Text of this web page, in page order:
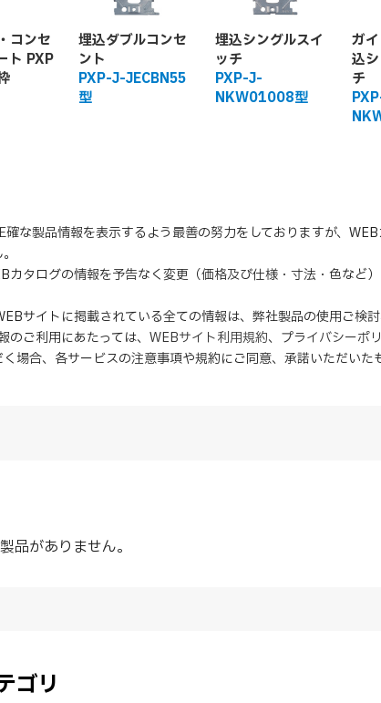
コンセ
ト PXP
埋込ダブルコンセ
ント
PXP-J-JECBN55
型
埋込シングルスイ
ッチ
PXP-J-
NKW01008型
ガ
込
チ
な製品情報を表示するよう最善の努力をしておりますが、
カタログの情報を予告なく変更（価格及び仕様・寸法・色など
サイトに掲載されている全ての情報は、弊社製品の使用ご検
のご利用にあたっては、 WEBサイト利用規約、 プライバシーポ
場合、各サービスの注意事項や規約にご同意、 承諾いただいた
品がありません。
ゴリ